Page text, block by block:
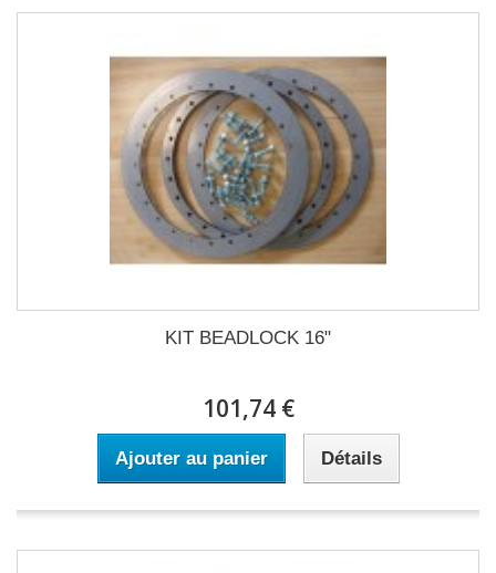
KIT BEADLOCK 16"
101,74 €
Ajouter au panier Détails